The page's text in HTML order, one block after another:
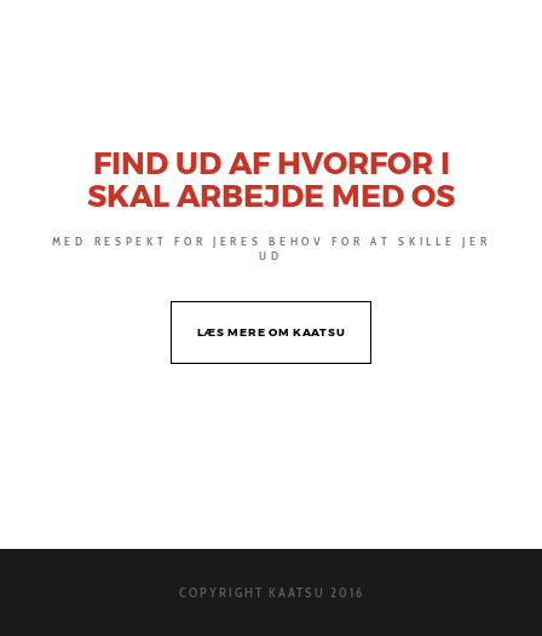
FIND UD AF HVORFOR I
SKAL ARBEJDE MED OS
MED RESPEKT FOR JERES BEHOV FOR AT SKILLE JER
UD
LÆS MERE OM KAATSU
COPYRIGHT KAATSU 2016